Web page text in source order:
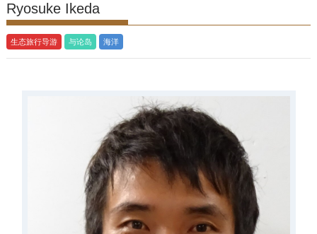
Ryosuke Ikeda
生态旅行导游 与论岛 海洋